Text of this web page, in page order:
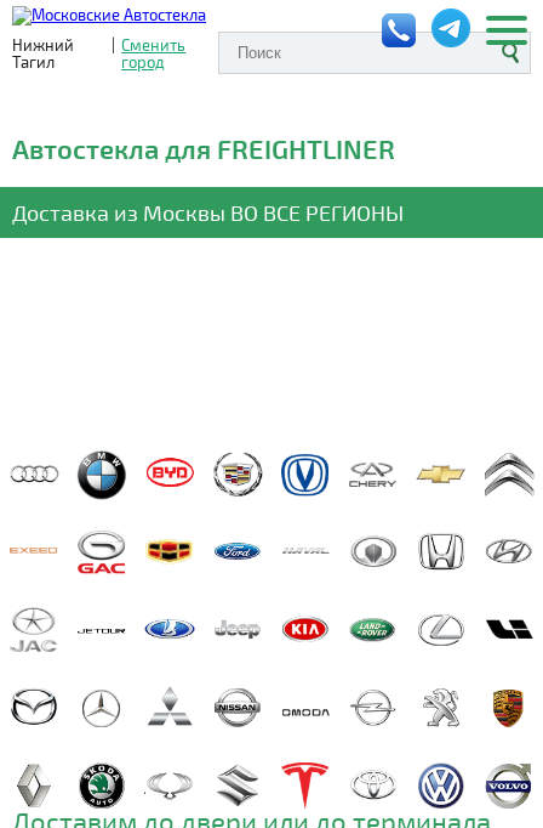
Нижний
Тагил
| Сменить
город
Автостекла для FREIGHTLINER
Доставка из Москвы ВО ВСЕ РЕГИОНЫ
Доставим до двери или до терминала